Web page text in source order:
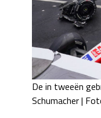
De in tweeën
Schumacher |